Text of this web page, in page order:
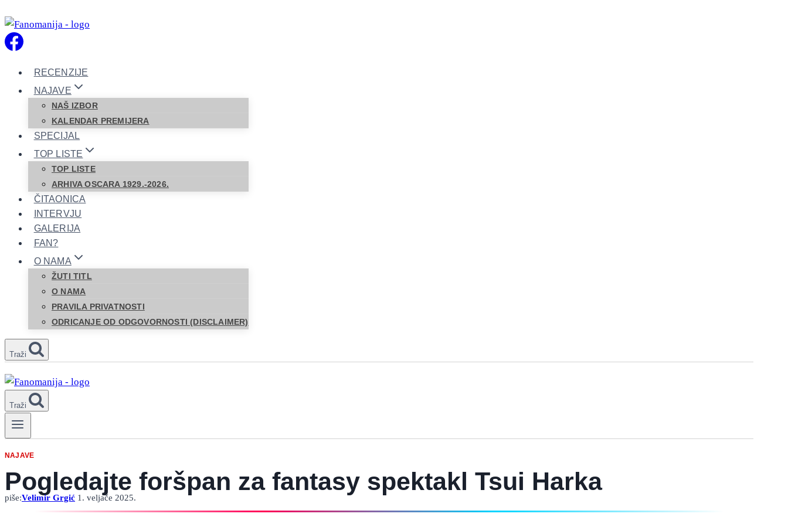
to
content
RECENZIJE
NAJAVE
NAŠ IZBOR
KALENDAR PREMIJERA
SPECIJAL
TOP LISTE
TOP LISTE
ARHIVA OSCARA 1929.-2026.
ČITAONICA
INTERVJU
GALERIJA
FAN?
O NAMA
ŽUTI TITL
O NAMA
PRAVILA PRIVATNOSTI
ODRICANJE OD ODGOVORNOSTI (DISCLAIMER)
Traži
Traži
NAJAVE
Pogledajte foršpan za fantasy spektakl Tsui Harka
piše:Velimir Grgić 1. veljače 2025.